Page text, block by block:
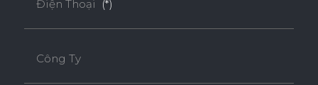
Điện Thoại (*)
Công Ty